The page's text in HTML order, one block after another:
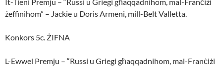
żeffinihom” – Jackie u Doris Armeni, mill-Belt Valletta.
Konkors 5c. ŻIFNA
L-Ewwel Premju – “Russi u Griegi għaqqadnihom, mal-Franċiżi